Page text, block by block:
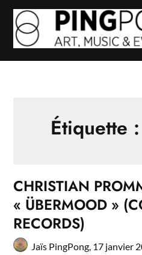
Skip
content
Étiquette :
CHRISTIAN
« ÜBERMOOD »
RECORDS)
Jaïs PingPong, 17 janvier